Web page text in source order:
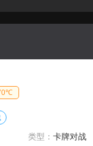
类型： 卡牌对战